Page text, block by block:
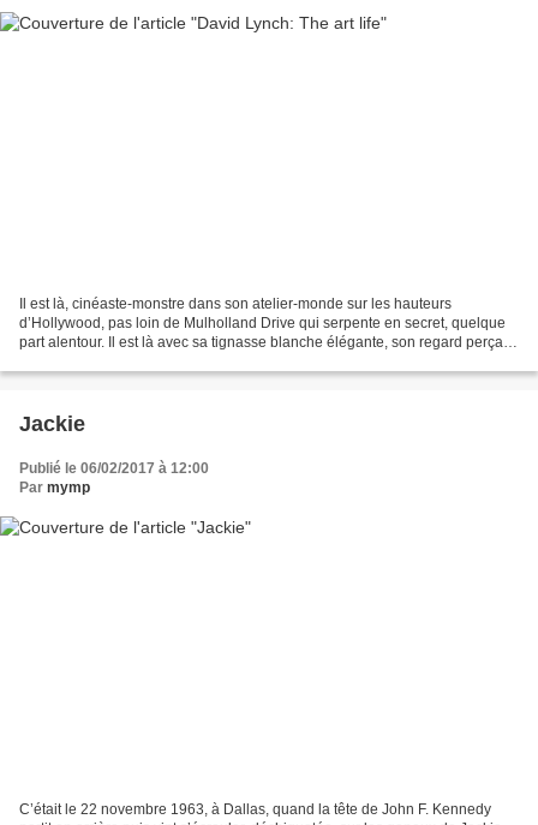
Il est là, cinéaste-monstre dans son atelier-monde sur les hauteurs
d’Hollywood, pas loin de Mulholland Drive qui serpente en secret, quelque
part alentour. Il est là avec sa tignasse blanche élégante, son regard perçant,
Jackie
Publié le 06/02/2017 à 12:00
Par mymp
C’était le 22 novembre 1963, à Dallas, quand la tête de John F. Kennedy